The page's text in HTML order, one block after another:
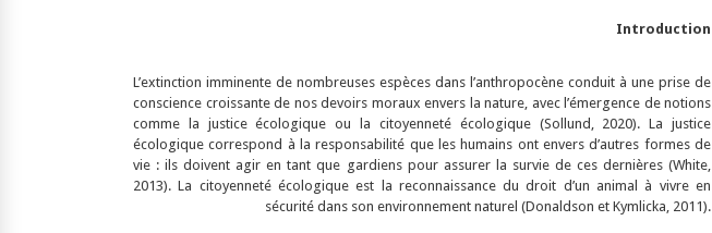
Introduction
L’extinction imminente de nombreuses espèces dans l’anthropocène conduit à une prise de
conscience croissante de nos devoirs moraux envers la nature, avec l’émergence de notions
comme la justice écologique ou la citoyenneté écologique (Sollund, 2020). La justice
écologique correspond à la responsabilité que les humains ont envers d’autres formes de
vie : ils doivent agir en tant que gardiens pour assurer la survie de ces dernières (White,
2013). La citoyenneté écologique est la reconnaissance du droit d’un animal à vivre en
sécurité dans son environnement naturel (Donaldson et Kymlicka, 2011).